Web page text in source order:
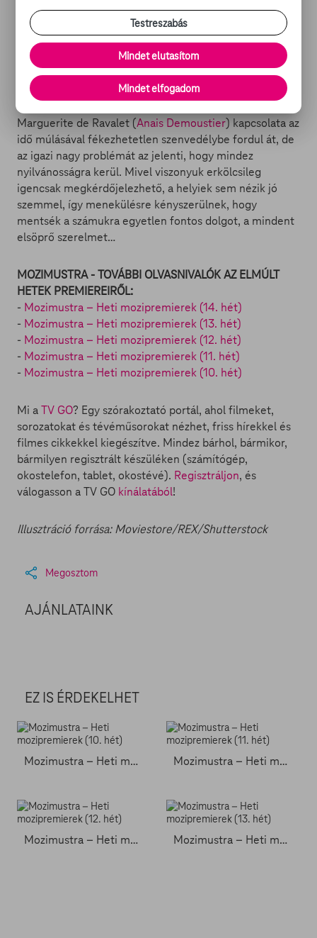
francia feliratos történelmi romantikus dráma // 105
perc
Másik film, másik eset – szintén fiatalokkal: Tourlaville
lordjának (
Frédéric Pierrot) fia és lánya gyerekkoruk óta
szeretik egymást, ám Julien (
Marguerite de Ravalet (Anais Demoustier) kapcsolata az
idő múlásával fékezhetetlen szenvedélybe fordul át, de
az igazi nagy problémát az jelenti, hogy mindez
nyilvánosságra kerül. Mivel viszonyuk erkölcsileg
igencsak megkérdőjelezhető, a helyiek sem nézik jó
szemmel, így menekülésre kényszerülnek, hogy
mentsék a számukra egyetlen fontos dolgot, a mindent
elsöprő szerelmet…
MOZIMUSTRA - TOVÁBBI OLVASNIVALÓK AZ ELMÚLT
HETEK PREMIEREIRŐL:
- Mozimustra – Heti mozipremierek (14. hét)
- Mozimustra – Heti mozipremierek (13. hét)
- Mozimustra – Heti mozipremierek (12. hét)
- Mozimustra – Heti mozipremierek (11. hét)
- Mozimustra – Heti mozipremierek (10. hét)
Mi aTV GO? Egy szórakoztató portál, ahol filmeket,
sorozatokat és tévéműsorokat nézhet, friss hírekkel és
filmes cikkekkel kiegészítve. Mindez bárhol, bármikor,
bármilyen regisztrált készüléken (számítógép,
okostelefon, tablet, okostévé). Regisztráljon, és
válogasson a TV GO kínálatából!
Illusztráció forrása: Moviestore/REX/Shutterstock
Megosztom
AJÁNLATAINK
EZ IS ÉRDEKELHET
Mozimustra – Heti mozipremierek (10. hét) Mozimustra – Heti mozipremierek (11. hét)
Mozimustra – Heti mozipremierek (12. hét) Mozimustra – Heti mozipremierek (13. hét)
Testreszabás
Mindet elutasítom
Mindet elfogadom